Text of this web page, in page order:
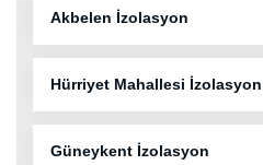
Akbelen İzolasyon
Hürriyet Mahallesi İzolasyon
Güneykent İzolasyon